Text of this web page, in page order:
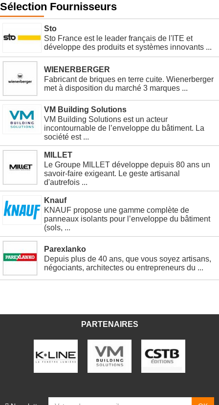
Sélection Fournisseurs
Sto
Sto France est le leader français de l'ITE et
développe des produits et systèmes innovants ...
WIENERBERGER
Fabricant de briques en terre cuite. Wienerberger
met à disposition du marché 3 marques ...
VM Building Solutions
VM Building Solutions est un acteur
incontournable de l’enveloppe du bâtiment. La
société est ...
MILLET
Le Groupe MILLET développe depuis 80 ans un
savoir-faire exigeant. Le geste artisanal
d'autrefois ...
Knauf
KNAUF propose une gamme complète de
panneaux isolants pour l’enveloppe du bâtiment
(sols, ...
Parexlanko
Depuis plus de 40 ans, que vous soyez artisans,
négociants, architectes ou entrepreneurs du ...
PARTENAIRES